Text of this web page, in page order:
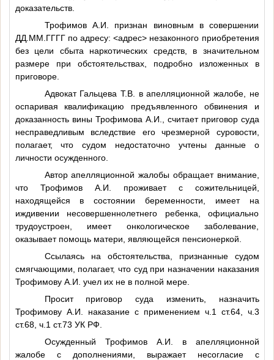
доказательств.
Трофимов А.И. признан виновным в совершении
ДД.ММ.ГГГГпо адресу:<адрес> незаконного приобретения
без цели сбыта наркотических средств, в значительном
размере при обстоятельствах, подробно изложенных в
приговоре.
Адвокат Гальцева Т.В. в апелляционной жалобе, не
оспаривая квалификацию предъявленного обвинения и
доказанность вины Трофимова А.И., считает приговор суда
несправедливым вследствие его чрезмерной суровости,
полагает, что судом недостаточно учтены данные о
личности осужденного.
Автор апелляционной жалобы обращает внимание,
что Трофимов А.И. проживает с сожительницей,
находящейся в состоянии беременности, имеет на
иждивении несовершеннолетнего ребенка, официально
трудоустроен, имеет онкологическое заболевание,
оказывает помощь матери, являющейся пенсионеркой.
Ссылаясь на обстоятельства, признанные судом
смягчающими, полагает, что суд при назначении наказания
Трофимову А.И. учел их не в полной мере.
Просит приговор суда изменить, назначить
Трофимову А.И. наказание с применением ч.1 ст.64, ч.3
ст.68, ч.1 ст.73 УК РФ.
Осужденный Трофимов А.И. в апелляционной
жалобе с дополнениями, выражает несогласие с